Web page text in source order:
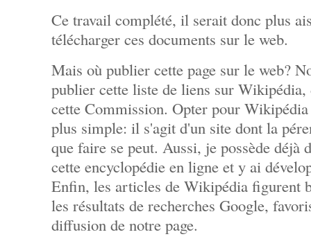
Ce travail complété, il serait donc plus
télécharger ces documents sur le web.
Mais où publier cette page sur le web?
publier cette liste de liens sur Wikipédia,
cette Commission. Opter pour
plus simple: il s'agit d'un site dont la
que faire se peut. Aussi, je possède déjà
cette encyclopédie en ligne et y ai
Enfin, les articles de Wikipédia figurent
les résultats de recherches Google,
diffusion de notre page.